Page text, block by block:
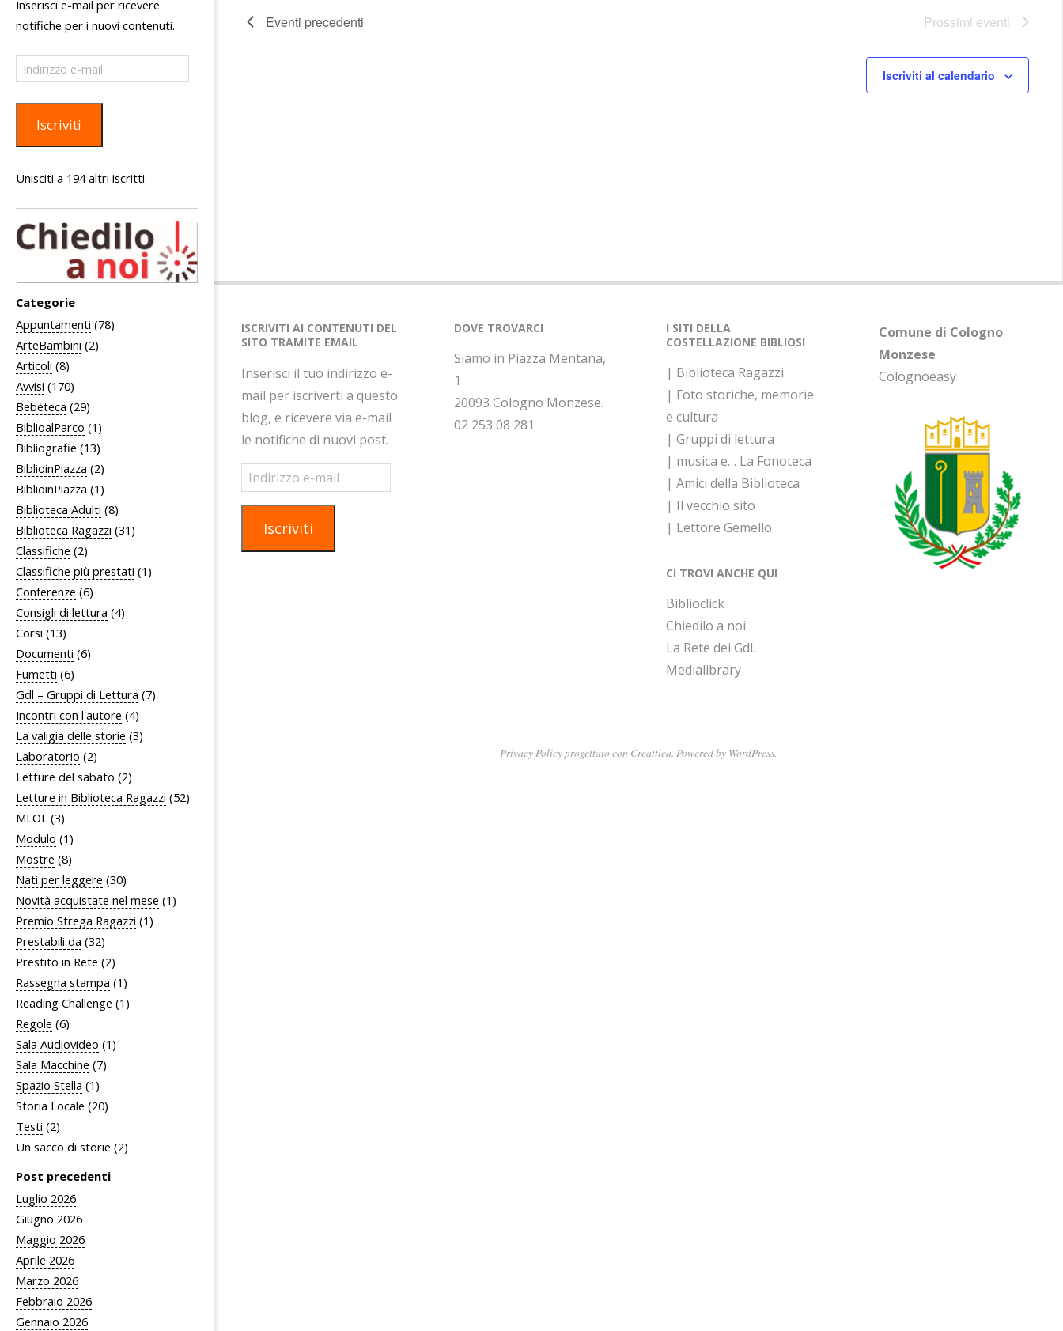
Inserisci e-mail per ricevere
notifiche per i nuovi contenuti.
Indirizzo
e-
Iscriviti
Unisciti a 194 altri iscritti
Categorie
Appuntamenti (78)
ArteBambini (2)
Articoli (8)
Avvisi (170)
Bebèteca (29)
BiblioalParco (1)
Bibliografie (13)
BiblioinPiazza (2)
BiblioinPiazza (1)
Biblioteca Adulti (8)
Biblioteca Ragazzi (31)
Classifiche (2)
Classifiche più prestati (1)
Conferenze (6)
Consigli di lettura (4)
Corsi (13)
Documenti (6)
Fumetti (6)
Gdl – Gruppi di Lettura (7)
Incontri con l'autore (4)
La valigia delle storie (3)
Laboratorio (2)
Letture del sabato (2)
Letture in Biblioteca Ragazzi (52)
MLOL (3)
Modulo (1)
Mostre (8)
Nati per leggere (30)
Novità acquistate nel mese (1)
Premio Strega Ragazzi (1)
Prestabili da (32)
Prestito in Rete (2)
Rassegna stampa (1)
Reading Challenge (1)
Regole (6)
Sala Audiovideo (1)
Sala Macchine (7)
Spazio Stella (1)
Storia Locale (20)
Testi (2)
Un sacco di storie (2)
Post precedenti
Luglio 2026
Giugno 2026
Maggio 2026
Aprile 2026
Marzo 2026
Febbraio 2026
Gennaio 2026
c
N
v
g
a
z
i
o
n
e
a
v
i
Eventi precedenti Prossimi eventi
Iscriviti al calendario
ISCRIVITI AI CONTENUTI DEL
SITO TRAMITE EMAIL
Inserisci il tuo indirizzo e-
mail per iscriverti a questo
blog, e ricevere via e-mail
le notifiche di nuovi post.
Indirizzo
e-
mail
Iscriviti
DOVE TROVARCI
Siamo in Piazza Mentana,
1
20093 Cologno Monzese.
02 253 08 281
I SITI DELLA
COSTELLAZIONE BIBLIOSI
| Biblioteca Ragazzi
| Foto storiche, memorie
e cultura
| Gruppi di lettura
| musica e… La Fonoteca
| Amici della Biblioteca
| Il vecchio sito
| Lettore Gemello
CI TROVI ANCHE QUI
Biblioclick
Chiedilo a noi
La Rete dei GdL
Medialibrary
Comune di Cologno
Monzese
Colognoeasy
Privacy Policyprogettato con Creattica. Powered by WordPress.